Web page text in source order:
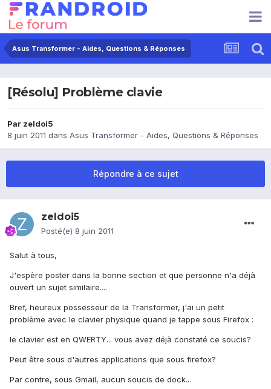
Asus Transformer - Aides, Questions & Réponses
[Résolu] Problème clavie
Par zeldoi5
8 juin 2011 dans Asus Transformer - Aides, Questions & Réponses
Répondre à ce sujet
zeldoi5
Posté(e) 8 juin 2011
Salut à tous,
J'espère poster dans la bonne section et que personne n'a déjà
ouvert un sujet similaire....
Bref, heureux possesseur de la Transformer, j'ai un petit
problème avec le clavier physique quand je tappe sous Firefox :
le clavier est en QWERTY... vous avez déjà constaté ce soucis?
Peut être sous d'autres applications que sous firefox?
Par contre, sous Gmail, aucun soucis de dock...